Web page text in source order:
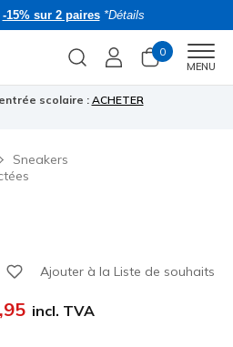
-15% sur 2 paires *Détails
0
MENU
scolaire : ACHETER
Sneakers
5 Ajouter à la Liste de souhaits
incl. TVA